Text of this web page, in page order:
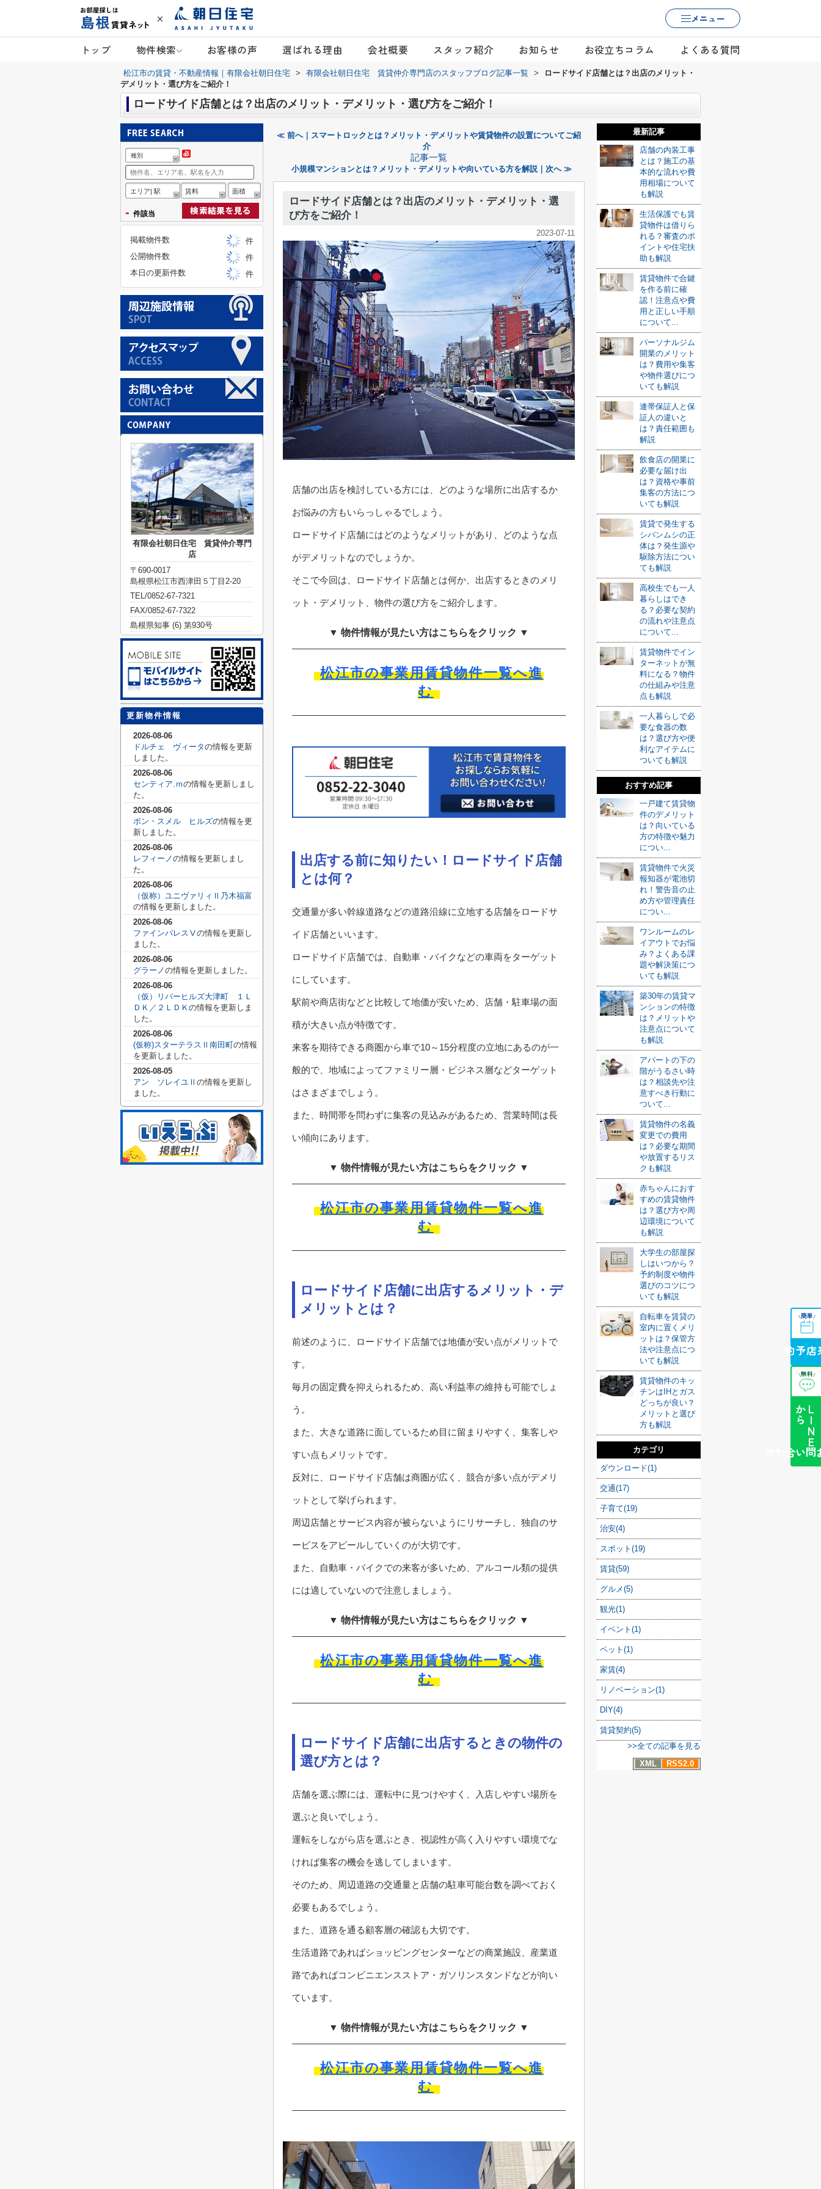
メニュー
トップ 物件検索 お客様の声 選ばれる理由 会社概要 スタッフ紹介 お知らせ お役立ちコラム よくある質問
松江市の賃貸・不動産情報｜有限会社朝日住宅 > 有限会社朝日住宅 賃貸仲介専門店のスタッフブログ記事一覧 >
ロードサイド店舗とは？出店のメリット・
デメリット・選び方をご紹介！
ロードサイド店舗とは？出店のメリット・デメリット・選び方をご紹介！
≪ 前へ｜スマートロックとは？メリット・デメリットや賃貸物件の設置についてご紹
介
記事一覧
小規模マンションとは？メリット・デメリットや向いている方を解説｜次へ ≫
ロードサイド店舗とは？出店のメリット・デメリット・選
び方をご紹介！
2023-07-11
店舗の出店を検討している方には、どのような場所に出店するか
お悩みの方もいらっしゃるでしょう。
ロードサイド店舗にはどのようなメリットがあり、どのような点
がデメリットなのでしょうか。
そこで今回は、ロードサイド店舗とは何か、出店するときのメリ
ット・デメリット、物件の選び方をご紹介します。
▼ 物件情報が見たい方はこちらをクリック ▼
松江市の事業用賃貸物件一覧へ進
む
出店する前に知りたい！ロードサイド店舗
とは何？
交通量が多い幹線道路などの道路沿線に立地する店舗をロードサ
イド店舗といいます。
ロードサイド店舗では、自動車・バイクなどの車両をターゲット
にしています。
駅前や商店街などと比較して地価が安いため、店舗・駐車場の面
積が大きい点が特徴です。
来客を期待できる商圏から車で10～15分程度の立地にあるのが一
般的で、地域によってファミリー層・ビジネス層などターゲット
はさまざまでしょう。
また、時間帯を問わずに集客の見込みがあるため、営業時間は長
い傾向にあります。
▼ 物件情報が見たい方はこちらをクリック ▼
松江市の事業用賃貸物件一覧へ進
む
ロードサイド店舗に出店するメリット・デ
メリットとは？
前述のように、ロードサイド店舗では地価が安い点がメリットで
す。
毎月の固定費を抑えられるため、高い利益率の維持も可能でしょ
う。
また、大きな道路に面しているため目に留まりやすく、集客しや
すい点もメリットです。
反対に、ロードサイド店舗は商圏が広く、競合が多い点がデメリ
ットとして挙げられます。
周辺店舗とサービス内容が被らないようにリサーチし、独自のサ
ービスをアピールしていくのが大切です。
また、自動車・バイクでの来客が多いため、アルコール類の提供
には適していないので注意しましょう。
▼ 物件情報が見たい方はこちらをクリック ▼
松江市の事業用賃貸物件一覧へ進
む
ロードサイド店舗に出店するときの物件の
選び方とは？
店舗を選ぶ際には、運転中に見つけやすく、入店しやすい場所を
選ぶと良いでしょう。
運転をしながら店を選ぶとき、視認性が高く入りやすい環境でな
ければ集客の機会を逃してしまいます。
そのため、周辺道路の交通量と店舗の駐車可能台数を調べておく
必要もあるでしょう。
また、道路を通る顧客層の確認も大切です。
生活道路であればショッピングセンターなどの商業施設、産業道
路であればコンビニエンスストア・ガソリンスタンドなどが向い
ています。
▼ 物件情報が見たい方はこちらをクリック ▼
松江市の事業用賃貸物件一覧へ進
む
最新記事
店舗の内装工事
とは？施工の基
本的な流れや費
用相場について
も解説
生活保護でも賃
貸物件は借りら
れる？審査のポ
イントや住宅扶
助も解説
賃貸物件で合鍵
を作る前に確
認！注意点や費
用と正しい手順
について...
パーソナルジム
開業のメリット
は？費用や集客
や物件選びにつ
いても解説
連帯保証人と保
証人の違いと
は？責任範囲も
解説
飲食店の開業に
必要な届け出
は？資格や事前
集客の方法につ
いても解説
賃貸で発生する
シバンムシの正
体は？発生源や
駆除方法につい
ても解説
高校生でも一人
暮らしはでき
る？必要な契約
の流れや注意点
について...
賃貸物件でイン
ターネットが無
料になる？物件
の仕組みや注意
点も解説
一人暮らしで必
要な食器の数
は？選び方や便
利なアイテムに
ついても解説
おすすめ記事
一戸建て賃貸物
件のデメリット
は？向いている
方の特徴や魅力
につい...
賃貸物件で火災
報知器が電池切
れ！警告音の止
め方や管理責任
につい...
ワンルームのレ
イアウトでお悩
み？よくある課
題や解決策につ
いても解説
築30年の賃貸マ
ンションの特徴
は？メリットや
注意点について
も解説
アパートの下の
階がうるさい時
は？相談先や注
意すべき行動に
ついて...
賃貸物件の名義
変更での費用
は？必要な期間
や放置するリス
クも解説
赤ちゃんにおす
すめの賃貸物件
は？選び方や周
辺環境について
も解説
大学生の部屋探
しはいつから？
予約制度や物件
選びのコツにつ
いても解説
自転車を賃貸の
室内に置くメリ
ットは？保管方
法や注意点につ
いても解説
賃貸物件のキッ
チンはIHとガス
どっちが良い？
メリットと選び
方も解説
カテゴリ
ダウンロード(1)
交通(17)
子育て(19)
治安(4)
スポット(19)
賃貸(59)
グルメ(5)
観光(1)
イベント(1)
ペット(1)
家賃(4)
リノベーション(1)
DIY(4)
賃貸契約(5)
>>全ての記事を見る
XML
RSS2.0
種別
エリア| 駅 賃料 面積
- 件該当
掲載物件数
件
公開物件数
件
本日の更新件数
件
有限会社朝日住宅 賃貸仲介専門
店
〒690-0017
島根県松江市西津田５丁目2-20
TEL/0852-67-7321
FAX/0852-67-7322
島根県知事 (6) 第930号
更新物件情報
2026-08-06
ドルチェ ヴィータの情報を更新
しました。
2026-08-06
センティア.ｍの情報を更新しまし
た。
2026-08-06
ボン・スメル ヒルズの情報を更
新しました。
2026-08-06
レフィーノの情報を更新しまし
た。
2026-08-06
（仮称）ユニヴァリィⅡ乃木福富
の情報を更新しました。
2026-08-06
ファインパレスⅤの情報を更新し
ました。
2026-08-06
グラーノの情報を更新しました。
2026-08-06
（仮）リバーヒルズ大津町 １Ｌ
ＤＫ／２ＬＤＫ の情報を更新しま
した。
2026-08-06
(仮称)スターテラスⅡ南田町の情報
を更新しました。
2026-08-05
アン ソレイユⅡ の情報を更新し
ました。
\簡単/
来店予約
\無料/
L
I
N
E
か
ら